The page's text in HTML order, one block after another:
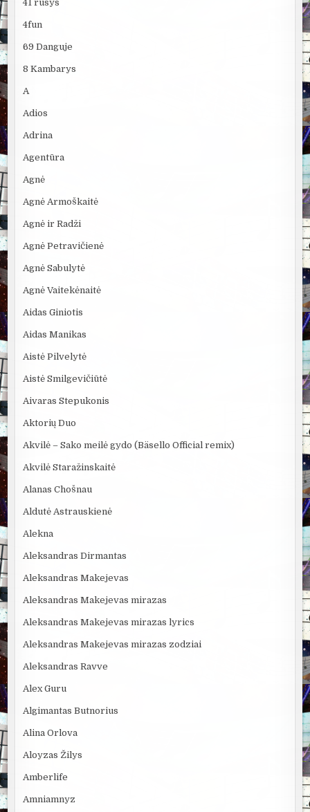
41 rūsys
4fun
69 Danguje
8 Kambarys
A
Adios
Adrina
Agentūra
Agnė
Agnė Armoškaitė
Agnė ir Radži
Agnė Petravičienė
Agnė Sabulytė
Agnė Vaitekėnaitė
Aidas Giniotis
Aidas Manikas
Aistė Pilvelytė
Aistė Smilgevičiūtė
Aivaras Stepukonis
Aktorių Duo
Akvilė – Sako meilė gydo (Bäsello Official remix)
Akvilė Staražinskaitė
Alanas Chošnau
Aldutė Astrauskienė
Alekna
Aleksandras Dirmantas
Aleksandras Makejevas
Aleksandras Makejevas mirazas
Aleksandras Makejevas mirazas lyrics
Aleksandras Makejevas mirazas zodziai
Aleksandras Ravve
Alex Guru
Algimantas Butnorius
Alina Orlova
Aloyzas Žilys
Amberlife
Amniamnyz